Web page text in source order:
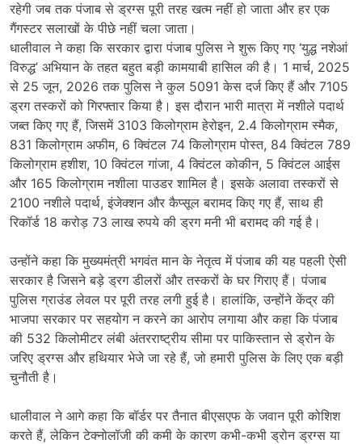
रहेगी जब तक पंजाब से ड्रग्स पूरी तरह खत्म नहीं हो जाता और हर एक
गैंगस्टर सलाखों के पीछे नहीं चला जाता।
धालीवाल ने कहा कि सरकार द्वारा पंजाब पुलिस ने शुरू किए गए ‘युद्ध नशेआं
विरुद्ध’ अभियान के तहत बहुत बड़ी कामयाबी हासिल की है। 1 मार्च, 2025
से 25 जून, 2026 तक पुलिस ने कुल 5091 केस दर्ज किए हैं और 7105
ड्रग तस्करों को गिरफ्तार किया है। इस दौरान भारी मात्रा में नशीले पदार्थ
जब्त किए गए हैं, जिसमें 3103 किलोग्राम हेरोइन, 2.4 किलोग्राम स्मैक,
831 किलोग्राम अफीम, 6 क्विंटल 74 किलोग्राम पोस्त, 84 क्विंटल 789
किलोग्राम हशीश, 10 क्विंटल गांजा, 4 क्विंटल कोकीन, 5 क्विंटल आईस
और 165 किलोग्राम नशीला पाउडर शामिल है। इसके अलावा तस्करों से
2100 नशीले पदार्थ, इंजेक्शन और कैप्सूल बरामद किए गए हैं, साथ ही
रिकॉर्ड 18 करोड़ 73 लाख रुपये की ड्रग मनी भी बरामद की गई है।
उन्होंने कहा कि मुख्यमंत्री भगवंत मान के नेतृत्व में पंजाब की यह पहली ऐसी
सरकार है जिसने बड़े ड्रग डीलरों और तस्करों के घर गिराए हैं। पंजाब
पुलिस ग्राउंड लेवल पर पूरी तरह लगी हुई है। हालांकि, उन्होंने केंद्र की
भाजपा सरकार पर सहयोग न करने का आरोप लगाया और कहा कि पंजाब
की 532 किलोमीटर लंबी अंतरराष्ट्रीय सीमा पर पाकिस्तान से ड्रोन के
जरिए ड्रग्स और हथियार भेजे जा रहे हैं, जो हमारी पुलिस के लिए एक बड़ी
चुनौती है।
धालीवाल ने आगे कहा कि बॉर्डर पर तैनात बीएसएफ के जवान पूरी कोशिश
करते हैं, लेकिन टेक्नोलॉजी की कमी के कारण कभी-कभी ड्रोन ड्रग्स या